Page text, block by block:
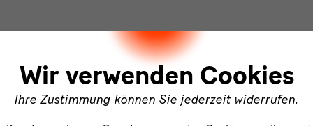
Wir verwenden Cookies
Ihre Zustimmung können Sie jederzeit widerrufen.